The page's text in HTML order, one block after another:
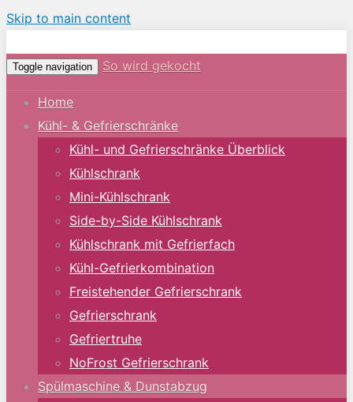
Skip to main content
Toggle navigation So wird gekocht
Home
Kühl- & Gefrierschränke
Kühl- und Gefrierschränke Überblick
Kühlschrank
Mini-Kühlschrank
Side-by-Side Kühlschrank
Kühlschrank mit Gefrierfach
Kühl-Gefrierkombination
Freistehender Gefrierschrank
Gefrierschrank
Gefriertruhe
NoFrost Gefrierschrank
Spülmaschine & Dunstabzug